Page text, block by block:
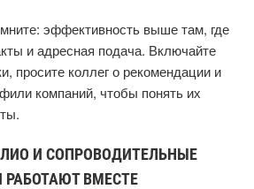
эффективность выше там, где
и адресная подача. Включайте
просите коллег о рекомендации и
компаний, чтобы понять их
И СОПРОВОДИТЕЛЬНЫЕ
ВМЕСТЕ